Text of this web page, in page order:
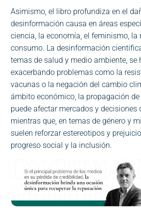
Asimismo, el libro profundiza en el
desinformación causa en áreas
ciencia, la economía, el feminismo, la
consumo. La desinformación
temas de salud y medio ambiente, se
exacerbando problemas como la
vacunas o la negación del cambio
ámbito económico, la propagación
puede afectar mercados y decisiones
mientras que, en temas de género y
suelen reforzar estereotipos y
progreso social y la inclusión.